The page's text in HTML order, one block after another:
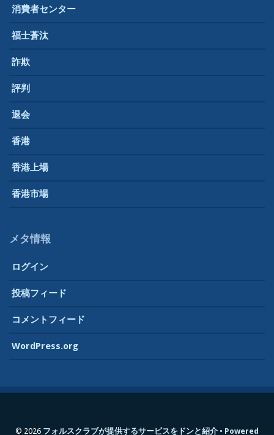
消費者センター
福士蒼汰
詐欺
評判
退会
香港
香港上場
香港市場
メタ情報
ログイン
投稿フィード
コメントフィード
WordPress.org
© 2026 フォルスクラブが提供するサービスをドンと紹介 Powered